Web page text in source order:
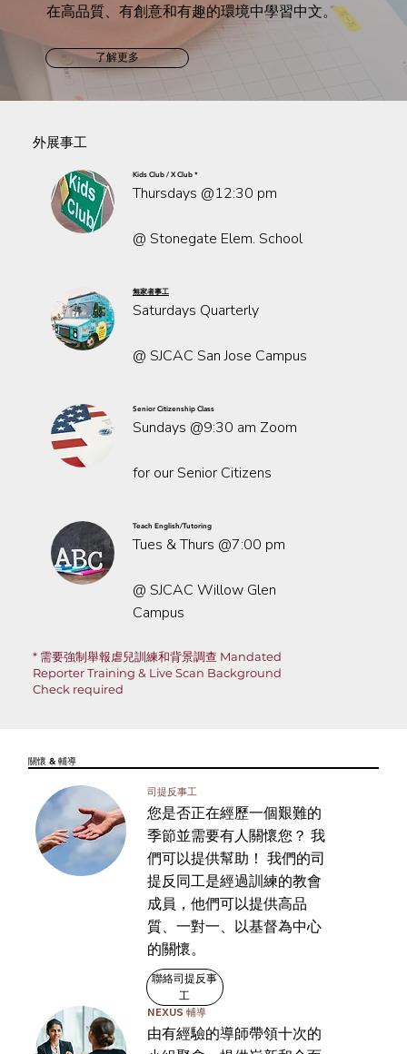
關懷 & 輔導
司提反事工
您是否正在經歷一個艱難的
季節並需要有人關懷您？ 我
們可以提供幫助！ 我們的司
提反同工是經過訓練的教會
成員，他們可以提供高品
質、一對一、以基督為中心
的關懷。
聯絡司提反事
工
NEXUS 輔導
由有經驗的導師帶領十次的
外展事工
Kids Club / X Club *
Thursdays @12:30 pm
@ Stonegate Elem. School
無家者事工
Saturdays Quarterly
@ SJCAC San Jose Campus
SeniorCitizenshipClass
Sundays @9:30 am Zoom
for our Senior Citizens
Teach English/Tutoring
Tues & Thurs @7:00 pm
@ SJCAC Willow Glen
Campus
* 需要強制舉報虐兒訓練和背景調查 Mandated
Reporter Training & Live Scan Background
Check required
在高品質、有創意和有趣的環境中學習中文。
了解更多